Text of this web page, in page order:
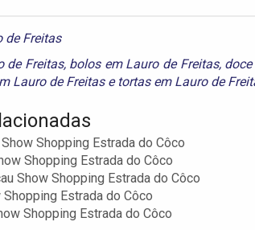
de Freitas
de Freitas, bolos em Lauro de Freitas,
Lauro de Freitase tortas em Lauro de
Shopping Estrada do Côco
Shopping Estrada do Côco
Show Shopping Estrada do Côco
Shopping Estrada do Côco
Shopping Estrada do Côco